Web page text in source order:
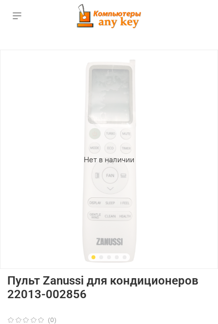
Нет в наличии
(0)
Пульт Zanussi для кондиционеров
22013-002856